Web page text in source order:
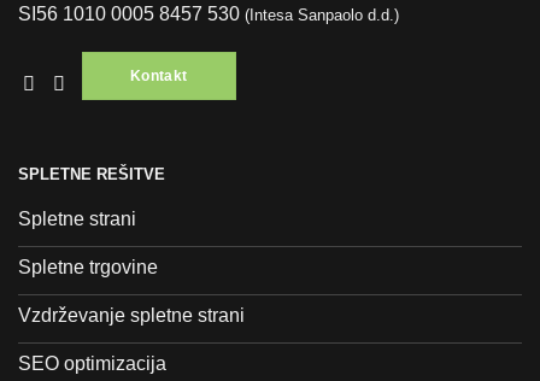
SI56 1010 0005 8457 530 (Intesa Sanpaolo d.d.)
Kontakt
SPLETNE REŠITVE
Spletne strani
Spletne trgovine
Vzdrževanje spletne strani
SEO optimizacija